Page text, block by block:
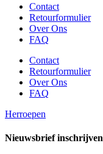
Contact
Retourformulier
Over Ons
FAQ
Contact
Retourformulier
Over Ons
FAQ
Herroepen
Nieuwsbrief inschrijven